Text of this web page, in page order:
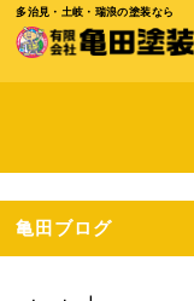
多治見・土岐・瑞浪の塗装なら
亀田ブログ